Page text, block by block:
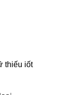
thiếu iốt